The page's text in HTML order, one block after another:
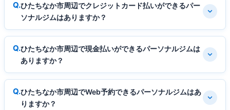
ひたちなか市周辺でクレジットカード払いができるパー
ソナルジムはありますか？
ひたちなか市周辺で現金払いができるパーソナルジムは
ありますか？
ひたちなか市周辺でWeb予約できるパーソナルジムはあ
りますか？